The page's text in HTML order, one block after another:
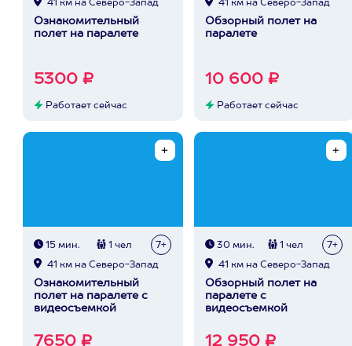
41 км на Северо-Запад
Ознакомительный
полет на паралете
5300 ₽
Работает сейчас
41 км на Северо-Запад
Обзорный полет на
паралете
10 600 ₽
Работает сейчас
15 мин. 1 чел 7+
41 км на Северо-Запад
Ознакомительный
полет на паралете с
видеосъемкой
7650 ₽
30 мин. 1 чел 7+
41 км на Северо-Запад
Обзорный полет на
паралете с
видеосъемкой
12 950 ₽